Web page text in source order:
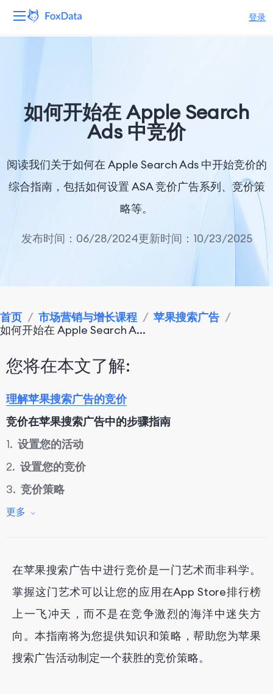
登录
解决方案
如何开始在 Apple Search
Ads 中竞价
阅读我们关于如何在 Apple Search Ads 中开始竞价的
综合指南，包括如何设置 ASA 竞价广告系列、竞价策
略等。
发布时间：06/28/2024更新时间：10/23/2025
首页 / 市场营销与增长课程 / 苹果搜索广告 /
如何开始在 Apple Search A...
您将在本文了解:
理解苹果搜索广告的竞价
竞价在苹果搜索广告中的步骤指南
1. 设置您的活动
2. 设置您的竞价
3. 竞价策略
4.监控和优化竞价
更多
在苹果搜索广告中进行竞价是一门艺术而非科学。
掌握这门艺术可以让您的应用在App Store排行榜
上一飞冲天，而不是在竞争激烈的海洋中迷失方
向。本指南将为您提供知识和策略，帮助您为苹果
搜索广告活动制定一个获胜的竞价策略。